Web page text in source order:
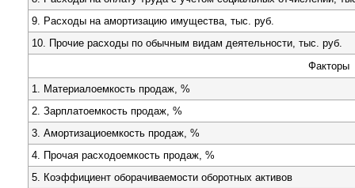
9. Расходы на амортизацию имущества, тыс. руб.
10. Прочие расходы по обычным видам деятельности, тыс. руб.
Факторы
1. Материалоемкость продаж, %
2. Зарплатоемкость продаж, %
3. Амортизациоемкость продаж, %
4. Прочая расходоемкость продаж, %
5. Коэффициент оборачиваемости оборотных активов